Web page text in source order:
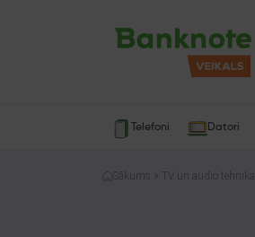
Telefoni Datori
Sākums TV un audio tehnika